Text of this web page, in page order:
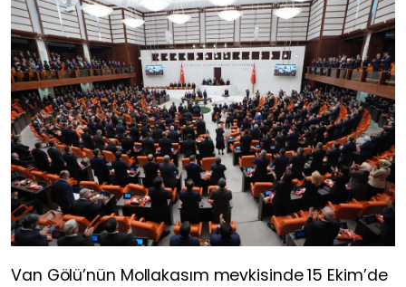
Van Gölü’nün Mollakasım mevkisinde 15 Ekim’de